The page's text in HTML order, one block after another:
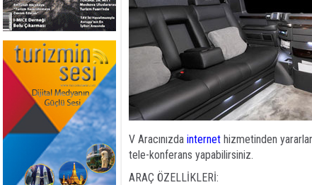
V Aracınızda internet hizmetinden
tele-konferans yapabilirsiniz.
ARAÇ ÖZELLİKLERİ: